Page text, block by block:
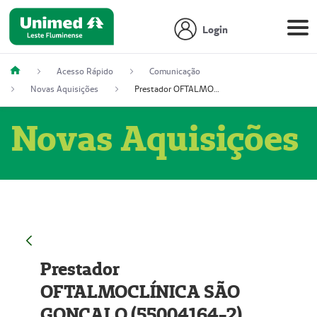
Login
Acesso Rápido
Comunicação
Novas Aquisições
Prestador OFTALMOCLÍNICA SÃO GONÇALO (55004164-2)
Novas Aquisições
Prestador
OFTALMOCLÍNICA SÃO